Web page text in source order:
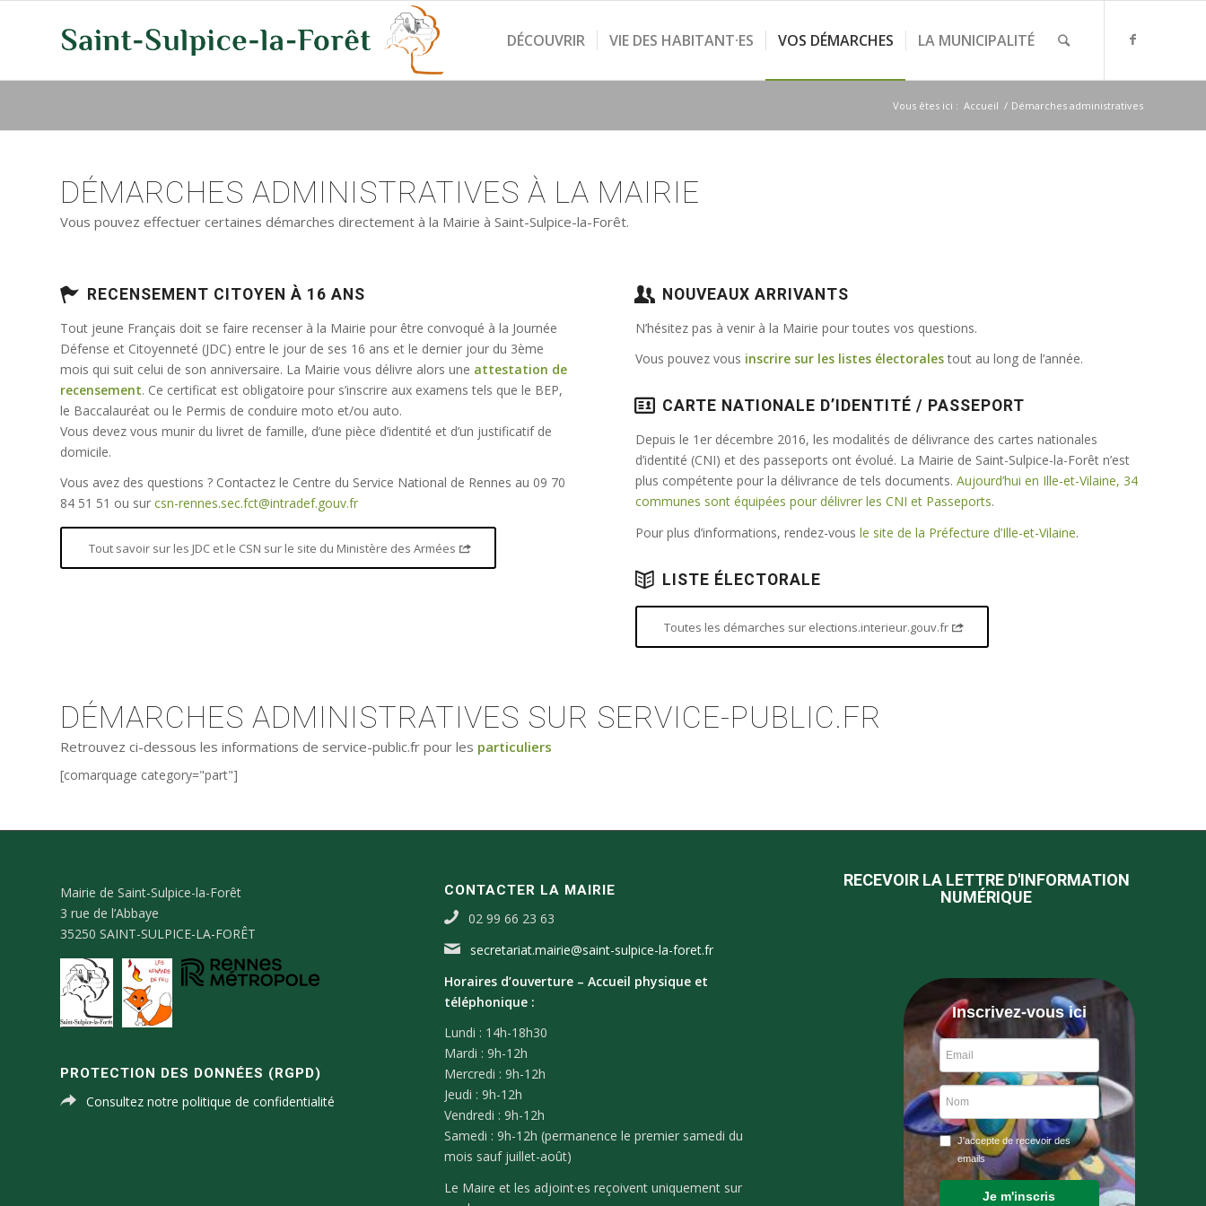
DÉCOUVRIR VIE DES HABITANT·ES VOS DÉMARCHES LA MUNICIPALITÉ
Vous êtes ici : Accueil / Démarches administratives
DÉMARCHES ADMINISTRATIVES À LA MAIRIE
Vous pouvez effectuer certaines démarches directement à la Mairie à Saint-Sulpice-la-Forêt.
RECENSEMENT CITOYEN À 16 ANS
Tout jeune Français doit se faire recenser à la Mairie pour être convoqué à la Journée
Défense et Citoyenneté (JDC) entre le jour de ses 16 ans et le dernier jour du 3ème
mois qui suit celui de son anniversaire. La Mairie vous délivre alors une attestation de
recensement. Ce certificat est obligatoire pour s’inscrire aux examens tels que le BEP,
le Baccalauréat ou le Permis de conduire moto et/ou auto.
Vous devez vous munir du livret de famille, d’une pièce d’identité et d’un justificatif de
domicile.
Vous avez des questions ? Contactez le Centre du Service National de Rennes au 09 70
84 51 51 ou sur csn-rennes.sec.fct@intradef.gouv.fr
Tout savoir sur les JDC et le CSN sur le site du Ministère des Armées
NOUVEAUX ARRIVANTS
N’hésitez pas à venir à la Mairie pour toutes vos questions.
Vous pouvez vous inscrire sur les listes électoralestout au long de l’année.
CARTE NATIONALE D’IDENTITÉ / PASSEPORT
Depuis le 1er décembre 2016, les modalités de délivrance des cartes nationales
d’identité (CNI) et des passeports ont évolué. La Mairie de Saint-Sulpice-la-Forêt n’est
plus compétente pour la délivrance de tels documents.Aujourd’hui en Ille-et-Vilaine, 34
communes sont équipées pour délivrer les CNI et Passeports.
Pour plus d’informations, rendez-vousle site de la Préfecture d’Ille-et-Vilaine.
LISTE ÉLECTORALE
Toutes les démarches sur elections.interieur.gouv.fr
DÉMARCHES ADMINISTRATIVES SUR SERVICE-PUBLIC.FR
Retrouvez ci-dessous les informations de service-public.fr pour les particuliers
[comarquage category="part"]
Mairie de Saint-Sulpice-la-Forêt
3 rue de l’Abbaye
35250 SAINT-SULPICE-LA-FORÊT
PROTECTION DES DONNÉES (RGPD)
Consultez notre politique de confidentialité
CONTACTER LA MAIRIE
02 99 66 23 63
secretariat.mairie@saint-sulpice-la-foret.fr
Horaires d’ouverture – Accueil physique et
téléphonique :
Lundi : 14h-18h30
Mardi : 9h-12h
Mercredi : 9h-12h
Jeudi : 9h-12h
Vendredi : 9h-12h
Samedi : 9h-12h (permanence le premier samedi du
mois sauf juillet-août)
Le Maire et les adjoint·es reçoivent uniquement sur
RECEVOIR LA LETTRE D'INFORMATION
NUMÉRIQUE
Inscrivez-vous ici
J'accepte de recevoir des
emails
Je m'inscris